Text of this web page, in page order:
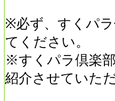
※必ず、すくパ
てください。
※すくパラ倶楽
紹介させていた